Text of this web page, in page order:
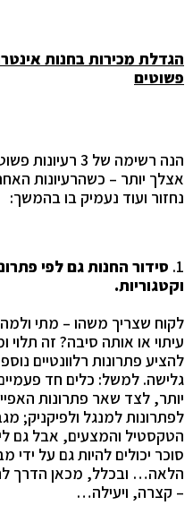
פשוטים
הנה רשימה של 3
אצלך יותר – כשהרעיונות
נחזור ועוד נעמיק בו בהמשך:
1. סידור החנות גם לפי
וקטגוריות.
לקוח שצריך משהו – מתי
עיתוי או אותה סיבה? זה
להציע פתרונות רלוונטיים
גלישה. למשל: כלים חד
יותר, לצד שאר פתרונות
לפתרונות למנגל ולפיקניק;
הטקסטיל והמצעים, אבל גם
סוכר יכולים להיות גם על ידי
הלאה… ובכלל, מכאן הדרך
– קצרה, ויעילה…